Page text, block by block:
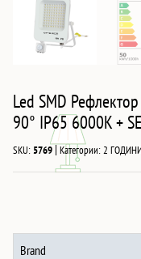
Led SMD
90° IP65 6000K +
SKU:5769|Категории:2
Brand